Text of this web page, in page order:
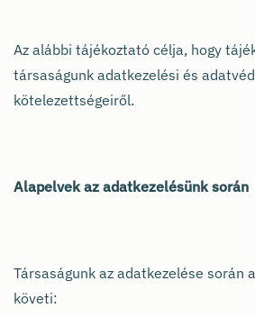
Az alábbi tájékoztató célja, hogy
társaságunk adatkezelési és
kötelezettségeiről.
Alapelvek az adatkezelésünk során
Társaságunk az adatkezelése során
követi: